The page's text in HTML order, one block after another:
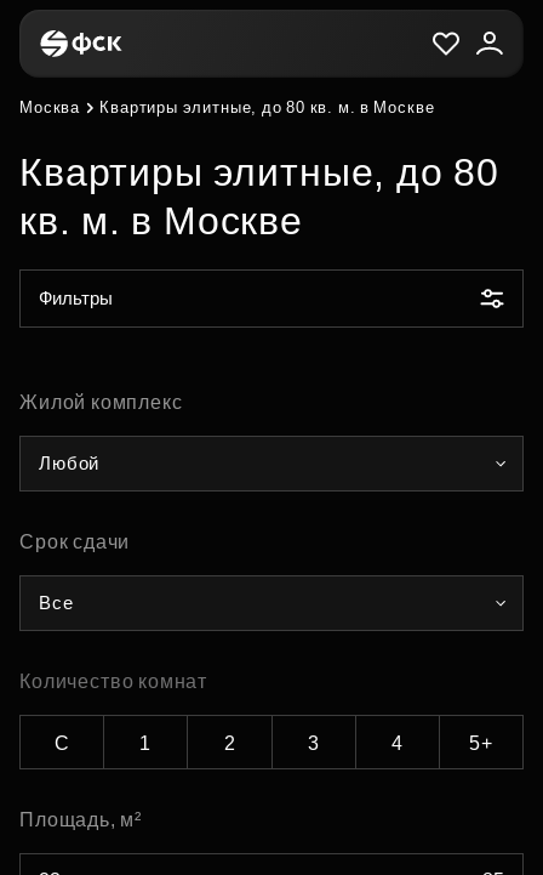
Москва Квартиры элитные, до 80 кв. м. в Москве
Квартиры элитные, до 80
кв. м. в Москве
Фильтры
Жилой комплекс
Любой
Срок сдачи
Все
Количество комнат
С 1 2 3 4 5+
Площадь, м²